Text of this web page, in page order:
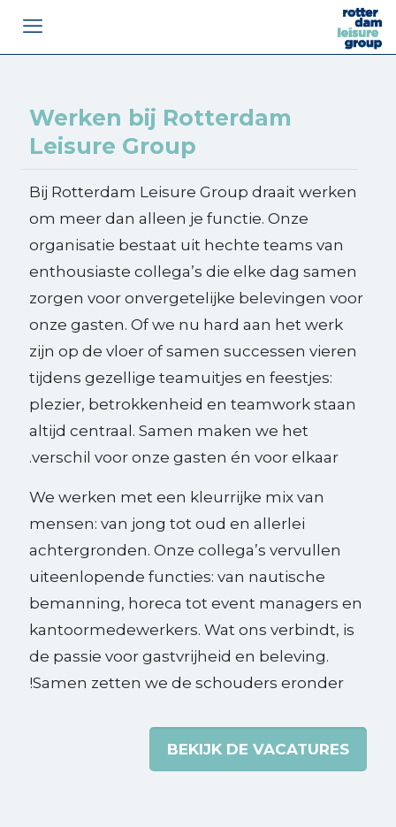
Werken bij Rotterdam
Leisure Group
Bij Rotterdam Leisure Group draait werken
om meer dan alleen je functie. Onze
organisatie bestaat uit hechte teams van
enthousiaste collega’s die elke dag samen
zorgen voor onvergetelijke belevingen voor
onze gasten. Of we nu hard aan het werk
zijn op de vloer of samen successen vieren
tijdens gezellige teamuitjes en feestjes:
plezier, betrokkenheid en teamwork staan
altijd centraal. Samen maken we het
verschil voor onze gasten én voor elkaar.
We werken met een kleurrijke mix van
mensen: van jong tot oud en allerlei
achtergronden. Onze collega’s vervullen
uiteenlopende functies: van nautische
bemanning, horeca tot event managers en
kantoormedewerkers. Wat ons verbindt, is
de passie voor gastvrijheid en beleving.
Samen zetten we de schouders eronder!
BEKIJK DE VACATURES